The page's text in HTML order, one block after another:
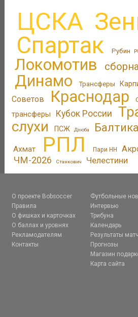
ЦСКА
Спартак Рубин
Локомотив
Динамо Трансферы
Советов
Краснодар
трансферы
Кубок России
слухи
ПСЖ Дзюба Балтика
Ахмат РПЛ Пари НН
ЧМ-2026 Станкович Челестини
О проекте Bobsoccer
Правила
О фишках и карточках
О баллах и уровнях
Рекламодателям
Контакты
Футбольные
Интервью
Трибуна
Календарь
Результаты
Прогнозы
Магазин
Карта сайта